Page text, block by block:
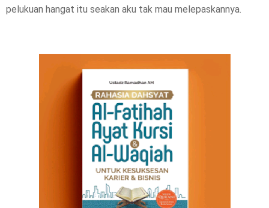
pelukuan hangat itu seakan aku tak mau melepaskannya.